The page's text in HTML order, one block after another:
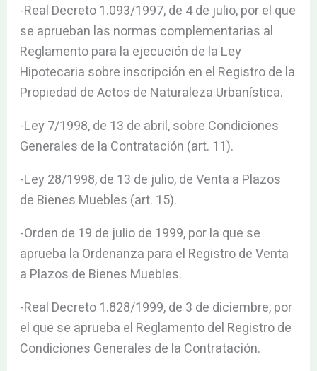
-Real Decreto 1.093/1997, de 4 de julio, por el que
se aprueban las normas complementarias al
Reglamento para la ejecución de la Ley
Hipotecaria sobre inscripción en el Registro de la
Propiedad de Actos de Naturaleza Urbanística.
-Ley 7/1998, de 13 de abril, sobre Condiciones
Generales de la Contratación (art. 11).
-Ley 28/1998, de 13 de julio, de Venta a Plazos
de Bienes Muebles (art. 15).
-Orden de 19 de julio de 1999, por la que se
aprueba la Ordenanza para el Registro de Venta
a Plazos de Bienes Muebles.
-Real Decreto 1.828/1999, de 3 de diciembre, por
el que se aprueba el Reglamento del Registro de
Condiciones Generales de la Contratación.